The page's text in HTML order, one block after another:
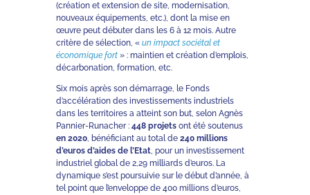
(création et extension de site, modernisation,
nouveaux équipements, etc.), dont la mise en
œuvre peut débuter dans les 6 à 12 mois. Autre
critère de sélection, « un impact sociétal et
économique fort» : maintien et création d’emplois,
décarbonation, formation, etc.
Six mois après son démarrage, le Fonds
d’accélération des investissements industriels
dans les territoires a atteint son but, selon Agnès
Pannier-Runacher : 448 projetsont été soutenus
en 2020, bénéficiant au total de 240 millions
d’euros d’aides de l’Etat, pour un investissement
industriel global de 2,29 milliards d’euros. La
dynamique s’est poursuivie sur le début d’année, à
tel point que l’enveloppe de 400 millions d’euros,